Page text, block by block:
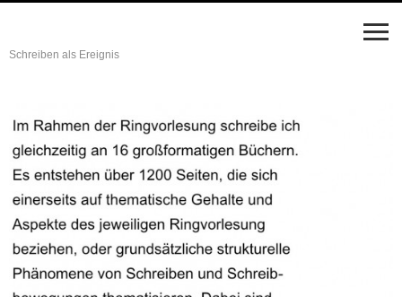
Schreiben als Ereignis